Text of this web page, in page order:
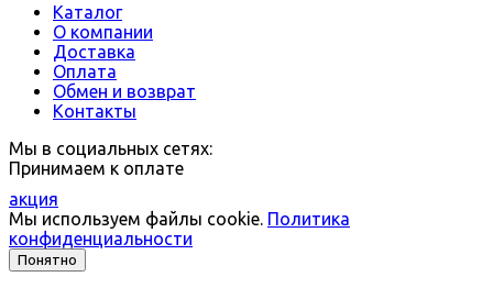
Каталог
О компании
Доставка
Оплата
Обмен и возврат
Контакты
Мы в социальных сетях:
Принимаем к оплате
акция
Мы используем файлы cookie. Политика
конфиденциальности
Понятно